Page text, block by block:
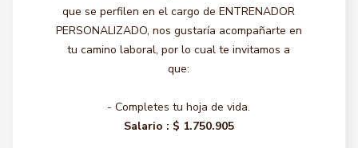
que se perfilen en el cargo de ENTRENADOR
PERSONALIZADO, nos gustaría acompañarte en
tu camino laboral, por lo cual te invitamos a
que:
- Completes tu hoja de vida.
Salario : $ 1.750.905